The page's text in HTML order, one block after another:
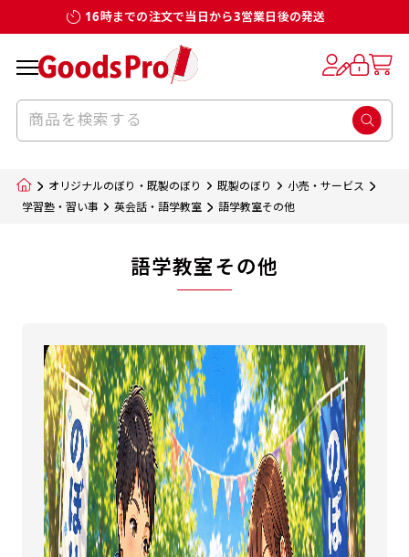
16時までの注文で当日から3営業日後の発送
オリジナルのぼり・既製のぼり 既製のぼり
小売・サービス
学習塾・習い事
英会話・語学教室 語学教室その他
語学教室その他